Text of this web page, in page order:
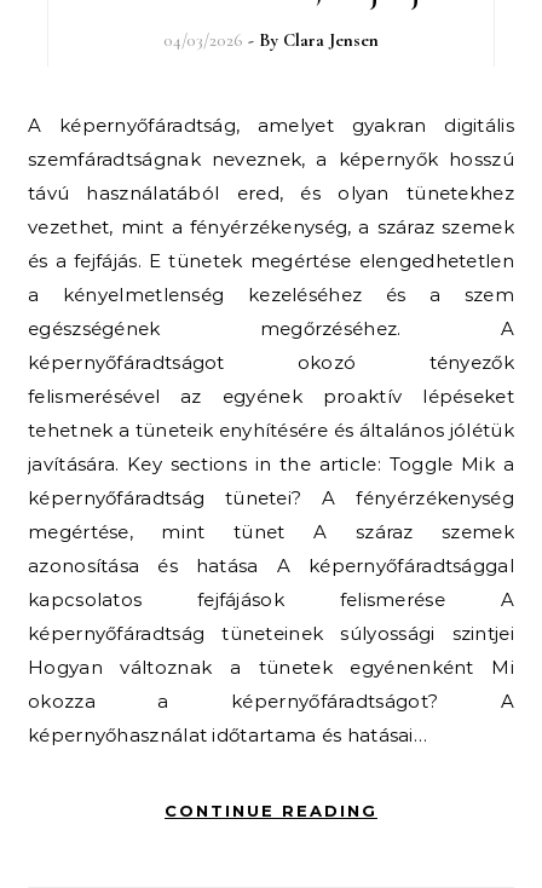
04/03/2026 - By Clara Jensen
A képernyőfáradtság, amelyet gyakran digitális
szemfáradtságnak neveznek, a képernyők hosszú
távú használatából ered, és olyan tünetekhez
vezethet, mint a fényérzékenység, a száraz szemek
és a fejfájás. E tünetek megértése elengedhetetlen
a kényelmetlenség kezeléséhez és a szem
egészségének megőrzéséhez. A
képernyőfáradtságot okozó tényezők
felismerésével az egyének proaktív lépéseket
tehetnek a tüneteik enyhítésére és általános jólétük
javítására. Key sections in the article: Toggle Mik a
képernyőfáradtság tünetei? A fényérzékenység
megértése, mint tünet A száraz szemek
azonosítása és hatása A képernyőfáradtsággal
kapcsolatos fejfájások felismerése A
képernyőfáradtság tüneteinek súlyossági szintjei
Hogyan változnak a tünetek egyénenként Mi
okozza a képernyőfáradtságot? A
képernyőhasználat időtartama és hatásai…
CONTINUE READING